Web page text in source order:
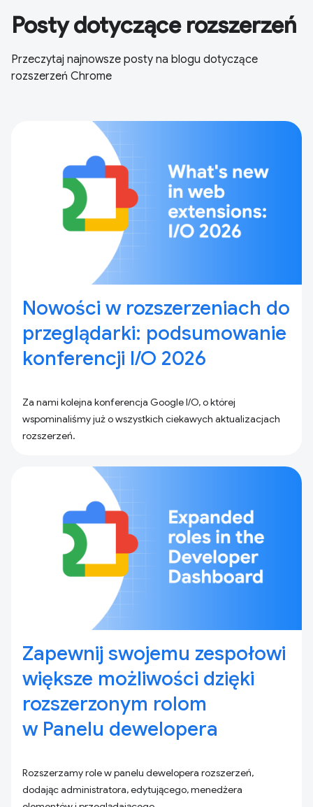
Posty dotyczące rozszerzeń
Przeczytaj najnowsze posty na blogu dotyczące
rozszerzeń Chrome
Nowości w rozszerzeniach do
przeglądarki: podsumowanie
konferencji I/O 2026
Za nami kolejna konferencja Google I/O, o której
wspominaliśmy już o wszystkich ciekawych aktualizacjach
rozszerzeń.
Zapewnij swojemu zespołowi
większe możliwości dzięki
rozszerzonym rolom
w Panelu dewelopera
Rozszerzamy role w panelu dewelopera rozszerzeń,
dodając administratora, edytującego, menedżera